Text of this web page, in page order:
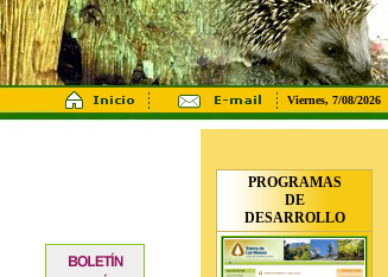
Viernes, 7/08/2026
PROGRAMAS
DE
DESARROLLO